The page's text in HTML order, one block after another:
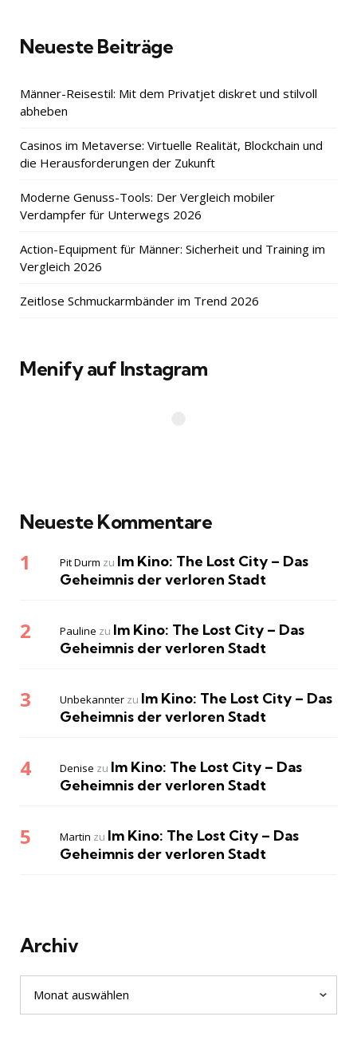
Neueste Beiträge
Männer-Reisestil: Mit dem Privatjet diskret und stilvoll
abheben
Casinos im Metaverse: Virtuelle Realität, Blockchain und
die Herausforderungen der Zukunft
Moderne Genuss-Tools: Der Vergleich mobiler
Verdampfer für Unterwegs 2026
Action-Equipment für Männer: Sicherheit und Training im
Vergleich 2026
Zeitlose Schmuckarmbänder im Trend 2026
Menify auf Instagram
Neueste Kommentare
Pit Durm zu Im Kino: The Lost City – Das
Geheimnis der verloren Stadt
Pauline zu Im Kino: The Lost City – Das
Geheimnis der verloren Stadt
Unbekannter zu Im Kino: The Lost City – Das
Geheimnis der verloren Stadt
Denise zu Im Kino: The Lost City – Das
Geheimnis der verloren Stadt
Martin zu Im Kino: The Lost City – Das
Geheimnis der verloren Stadt
Archiv
Archiv